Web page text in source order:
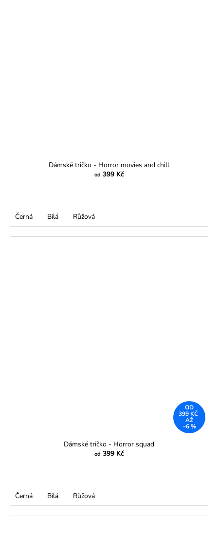
Dámské tričko - Horror movies and chill
od 399 Kč
Černá Bílá Růžová
OD
399 KČ
AŽ
–6 %
Dámské tričko - Horror squad
od 399 Kč
Černá Bílá Růžová